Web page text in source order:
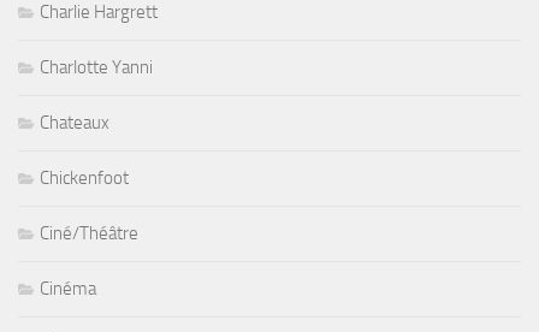
Charlie Hargrett
Charlotte Yanni
Chateaux
Chickenfoot
Ciné/Théâtre
Cinéma